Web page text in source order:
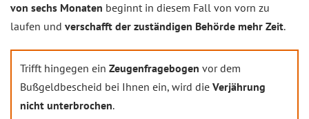
von sechs Monaten beginnt in diesem Fall von vorn zu
laufen und verschafft der zuständigen Behörde mehr Zeit.
Trifft hingegen ein Zeugenfragebogen vor dem
Bußgeldbescheid bei Ihnen ein, wird die Verjährung
nicht unterbrochen.